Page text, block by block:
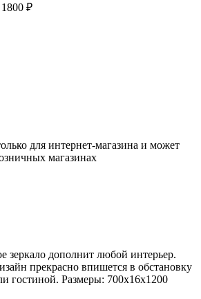
₽
для интернет-магазина и может
магазинах
зеркало дополнит любой интерьер.
прекрасно впишется в обстановку
гостиной. Размеры: 700x16x1200